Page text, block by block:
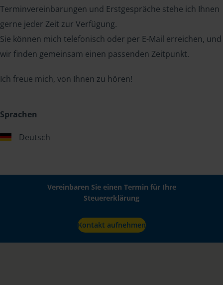
Terminvereinbarungen und Erstgespräche stehe ich Ihnen
gerne jeder Zeit zur Verfügung.
Sie können mich telefonisch oder per E-Mail erreichen, und
wir finden gemeinsam einen passenden Zeitpunkt.
Ich freue mich, von Ihnen zu hören!
Sprachen
Deutsch
Vereinbaren Sie einen Termin für Ihre
Steuererklärung
Kontakt aufnehmen